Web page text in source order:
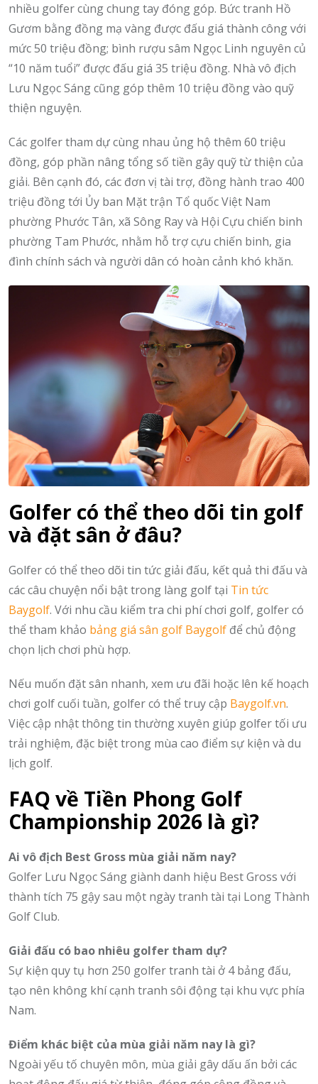
nhiều golfer cùng chung tay đóng góp. Bức tranh Hồ
Gươm bằng đồng mạ vàng được đấu giá thành công với
mức 50 triệu đồng; bình rượu sâm Ngọc Linh nguyên củ
“10 năm tuổi” được đấu giá 35 triệu đồng. Nhà vô địch
Lưu Ngọc Sáng cũng góp thêm 10 triệu đồng vào quỹ
thiện nguyện.
Các golfer tham dự cùng nhau ủng hộ thêm 60 triệu
đồng, góp phần nâng tổng số tiền gây quỹ từ thiện của
giải. Bên cạnh đó, các đơn vị tài trợ, đồng hành trao 400
triệu đồng tới Ủy ban Mặt trận Tổ quốc Việt Nam
phường Phước Tân, xã Sông Ray và Hội Cựu chiến binh
phường Tam Phước, nhằm hỗ trợ cựu chiến binh, gia
đình chính sách và người dân có hoàn cảnh khó khăn.
Golfer có thể theo dõi tin golf
và đặt sân ở đâu?
Golfer có thể theo dõi tin tức giải đấu, kết quả thi đấu và
các câu chuyện nổi bật trong làng golf tại Tin tức
Baygolf. Với nhu cầu kiểm tra chi phí chơi golf, golfer có
thể tham khảo bảng giá sân golf Baygolf để chủ động
chọn lịch chơi phù hợp.
Nếu muốn đặt sân nhanh, xem ưu đãi hoặc lên kế hoạch
chơi golf cuối tuần, golfer có thể truy cập Baygolf.vn.
Việc cập nhật thông tin thường xuyên giúp golfer tối ưu
trải nghiệm, đặc biệt trong mùa cao điểm sự kiện và du
lịch golf.
FAQ về Tiền Phong Golf
Championship 2026 là gì?
Ai vô địch Best Gross mùa giải năm nay?
Golfer Lưu Ngọc Sáng giành danh hiệu Best Gross với
thành tích 75 gậy sau một ngày tranh tài tại Long Thành
Golf Club.
Giải đấu có bao nhiêu golfer tham dự?
Sự kiện quy tụ hơn 250 golfer tranh tài ở 4 bảng đấu,
tạo nên không khí cạnh tranh sôi động tại khu vực phía
Nam.
Điểm khác biệt của mùa giải năm nay là gì?
Ngoài yếu tố chuyên môn, mùa giải gây dấu ấn bởi các